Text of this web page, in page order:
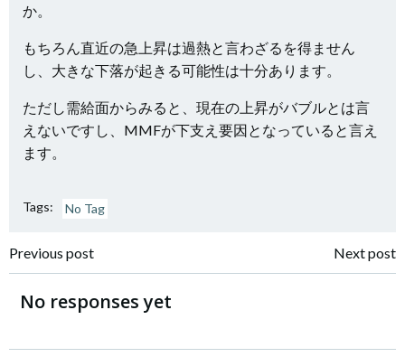
か。
もちろん直近の急上昇は過熱と言わざるを得ません
し、大きな下落が起きる可能性は十分あります。
ただし需給面からみると、現在の上昇がバブルとは言
えないですし、MMFが下支え要因となっていると言え
ます。
Tags: No Tag
Post
navigation
Previous post Next post
No responses yet